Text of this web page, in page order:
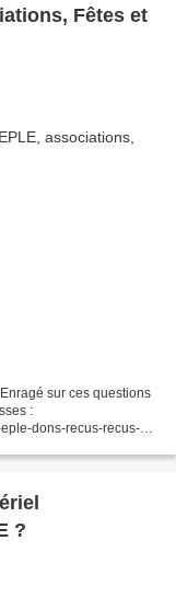
Fêtes et
sur ces questions
:
dons-recus-recus-
et-le-perdir.html...
?